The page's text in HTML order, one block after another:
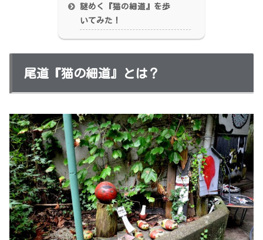
謎めく『猫の細道』を歩
いてみた！
尾道『猫の細道』とは？